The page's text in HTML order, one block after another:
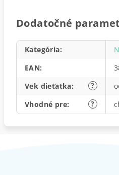
Dodatočné
Kategória:
EAN:
?
Vek dieťatka:
?
Vhodné pre: